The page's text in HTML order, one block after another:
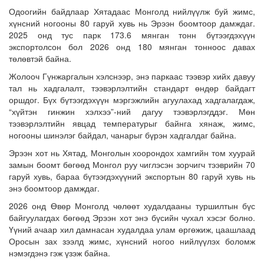
Одоогийн байдлаар Хятадаас Монголд нийлүүлж буй жимс,
хүнсний ногооны 80 гаруй хувь нь Эрээн боомтоор дамждаг.
2025 онд тус парк 173.6 мянган тонн бүтээгдэхүүн
экспортолсон бол 2026 онд 180 мянган тонноос давах
төлөвтэй байна.
Жолооч Гүнжаргалын хэлснээр, энэ паркаас тээвэр хийх давуу
тал нь хадгалалт, тээвэрлэлтийн стандарт өндөр байдагт
оршдог. Бүх бүтээгдэхүүн мэргэжлийн агуулахад хадгалагдаж,
“хүйтэн гинжин хэлхээ”-ний дагуу тээвэрлэгддэг. Мөн
тээвэрлэлтийн явцад температурыг байнга хянаж, жимс,
ногооны шинэлэг байдал, чанарыг бүрэн хадгалдаг байна.
Эрээн хот нь Хятад, Монголын хоорондох хамгийн том хуурай
замын боомт бөгөөд Монгол руу чиглэсэн зорчигч тээврийн 70
гаруй хувь, бараа бүтээгдэхүүний экспортын 80 гаруй хувь нь
энэ боомтоор дамждаг.
2026 онд Өвөр Монголд чөлөөт худалдааны туршилтын бүс
байгуулагдах бөгөөд Эрээн хот энэ бүсийн чухал хэсэг болно.
Үүний ачаар хил дамнасан худалдаа улам өргөжиж, цаашлаад
Оросын зах зээлд жимс, хүнсний ногоо нийлүүлэх боломж
нэмэгдэнэ гэж үзэж байна.